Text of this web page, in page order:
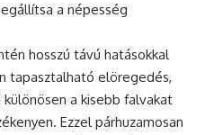
a népesség
hosszú távú hatásokkal
tapasztalható elöregedés,
különösen a kisebb falvakat
Ezzel párhuzamosan